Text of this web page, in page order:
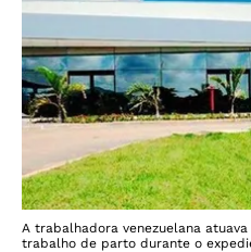
A trabalhadora venezuelana
trabalho de parto durante o